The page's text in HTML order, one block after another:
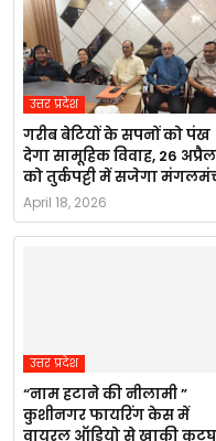
उत्तर प्रदेश
गरीब बेटियों के सपनों को पंख
देगा सामूहिक विवाह, 26 अप्रैल
को तुर्कपट्टी में सजेगा
April 18, 2026
उत्तर प्रदेश
“नाम हटाने की नीलामी ”
कुशीनगर फायरिंग केस में
वायरल ऑडियो से खाकी